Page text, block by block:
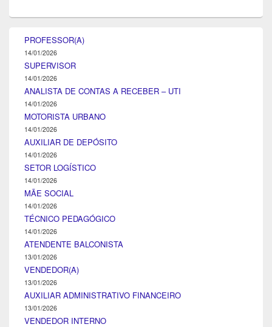
PROFESSOR(A)
14/01/2026
SUPERVISOR
14/01/2026
ANALISTA DE CONTAS A RECEBER – UTI
14/01/2026
MOTORISTA URBANO
14/01/2026
AUXILIAR DE DEPÓSITO
14/01/2026
SETOR LOGÍSTICO
14/01/2026
MÃE SOCIAL
14/01/2026
TÉCNICO PEDAGÓGICO
14/01/2026
ATENDENTE BALCONISTA
13/01/2026
VENDEDOR(A)
13/01/2026
AUXILIAR ADMINISTRATIVO FINANCEIRO
13/01/2026
VENDEDOR INTERNO